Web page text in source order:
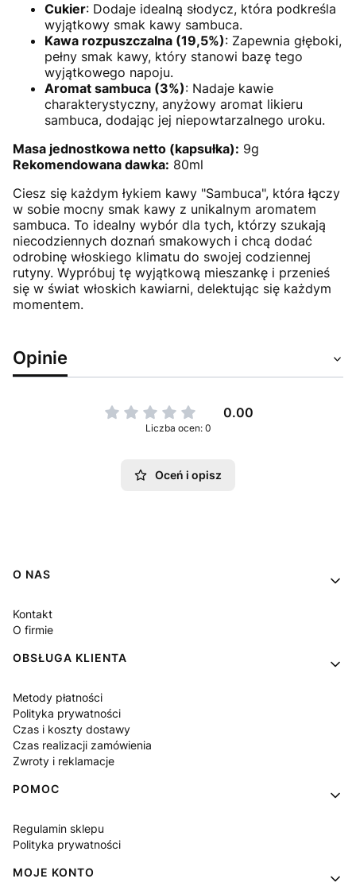
Cukier: Dodaje idealną słodycz, która podkreśla
wyjątkowy smak kawy sambuca.
Kawa rozpuszczalna (19,5%): Zapewnia głęboki,
pełny smak kawy, który stanowi bazę tego
wyjątkowego napoju.
Aromat sambuca (3%): Nadaje kawie
charakterystyczny, anyżowy aromat likieru
sambuca, dodając jej niepowtarzalnego uroku.
Masa jednostkowa netto (kapsułka): 9g
Rekomendowana dawka: 80ml
Ciesz się każdym łykiem kawy "Sambuca", która łączy
w sobie mocny smak kawy z unikalnym aromatem
sambuca. To idealny wybór dla tych, którzy szukają
niecodziennych doznań smakowych i chcą dodać
odrobinę włoskiego klimatu do swojej codziennej
rutyny. Wypróbuj tę wyjątkową mieszankę i przenieś
się w świat włoskich kawiarni, delektując się każdym
momentem.
Opinie
0.00
Liczba ocen: 0
Oceń i opisz
Linki w stopce
O NAS
Kontakt
O firmie
OBSŁUGA KLIENTA
Metody płatności
Polityka prywatności
Czas i koszty dostawy
Czas realizacji zamówienia
Zwroty i reklamacje
POMOC
Regulamin sklepu
Polityka prywatności
MOJE KONTO